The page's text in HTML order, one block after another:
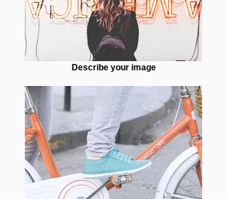
Describe your image